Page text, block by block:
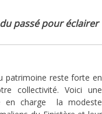
passé pour éclairer
patrimoine reste forte en
collectivité. Voici une
en charge la modeste